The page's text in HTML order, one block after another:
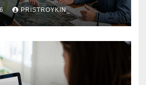
и
PRISTROYKIN_